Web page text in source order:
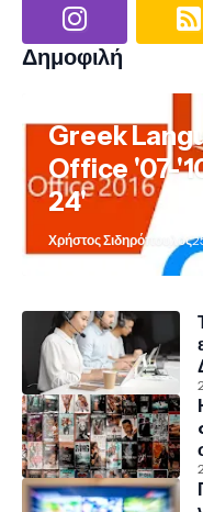
Δημοφιλή
Greek
Office '07-
24'
Χρήστος Σιδηρόπουλος